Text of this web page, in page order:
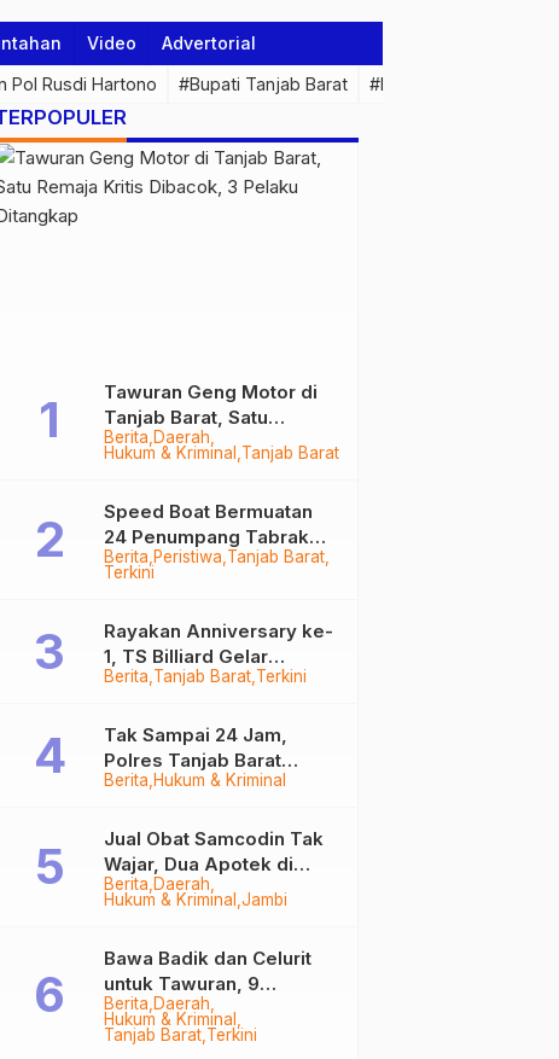
Video Advertorial
Pol Rusdi Hartono #Bupati Tanjab Barat #Pemprov Jambi
Berita Daerah
Hukum & Kriminal Tanjab Barat
Tawuran Geng Motor di
Tanjab Barat, Satu
Remaja Kritis Dibacok, 3
Pelaku Ditangkap
Berita Peristiwa Tanjab Barat
Terkini
Speed Boat Bermuatan
24 Penumpang Tabrak
Togok di Kuala Tungkal,
Berita Tanjab Barat Terkini
Rayakan Anniversary ke-
1, TS Billiard Gelar
Turnamen 9 Ball
Berita Hukum & Kriminal
Tak Sampai 24 Jam,
Polres Tanjab Barat
Ringkus Komplotan
Tungkal
Berita Daerah
Hukum & Kriminal Jambi
Jual Obat Samcodin Tak
Wajar, Dua Apotek di
Tanjab Barat Disegel
Berita Daerah
Hukum & Kriminal
Tanjab Barat Terkini
Bawa Badik dan Celurit
untuk Tawuran, 9
Anggota Geng Motor di
Tanjab Barat Diringkus